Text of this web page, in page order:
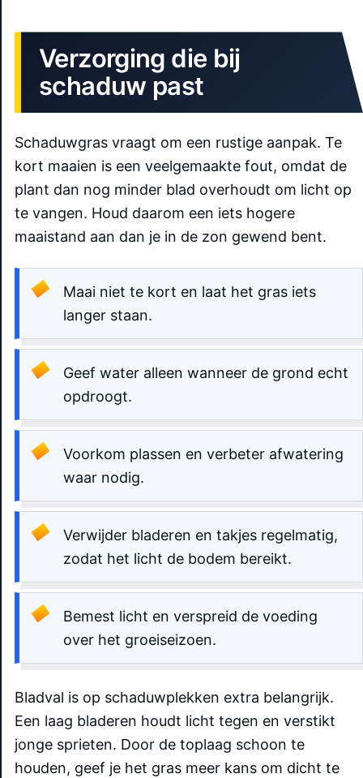
Verzorging die bij
schaduw past
Schaduwgras vraagt om een rustige aanpak. Te
kort maaien is een veelgemaakte fout, omdat de
plant dan nog minder blad overhoudt om licht op
te vangen. Houd daarom een iets hogere
maaistand aan dan je in de zon gewend bent.
Maai niet te kort en laat het gras iets
langer staan.
Geef water alleen wanneer de grond echt
opdroogt.
Voorkom plassen en verbeter afwatering
waar nodig.
Verwijder bladeren en takjes regelmatig,
zodat het licht de bodem bereikt.
Bemest licht en verspreid de voeding
over het groeiseizoen.
Bladval is op schaduwplekken extra belangrijk.
Een laag bladeren houdt licht tegen en verstikt
jonge sprieten. Door de toplaag schoon te
houden, geef je het gras meer kans om dicht te